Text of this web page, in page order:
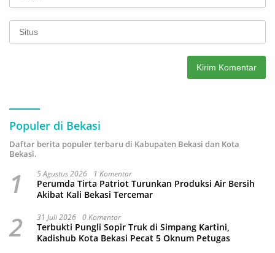
Populer di Bekasi
Daftar berita populer terbaru di Kabupaten Bekasi dan Kota
Bekasi.
1 5 Agustus 2026 1 Komentar
Perumda Tirta Patriot Turunkan Produksi Air Bersih
Akibat Kali Bekasi Tercemar
2 31 Juli 2026 0 Komentar
Terbukti Pungli Sopir Truk di Simpang Kartini,
Kadishub Kota Bekasi Pecat 5 Oknum Petugas